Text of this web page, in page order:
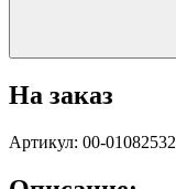
На заказ
Артикул: 00-01082532